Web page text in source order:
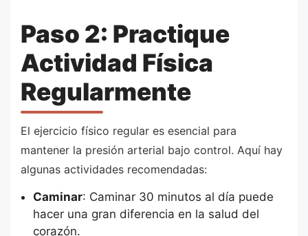
Paso 2: Practique
Actividad Física
Regularmente
El ejercicio físico regular es esencial para
mantener la presión arterial bajo control. Aquí hay
algunas actividades recomendadas:
Caminar: Caminar 30 minutos al día puede
hacer una gran diferencia en la salud del
corazón.